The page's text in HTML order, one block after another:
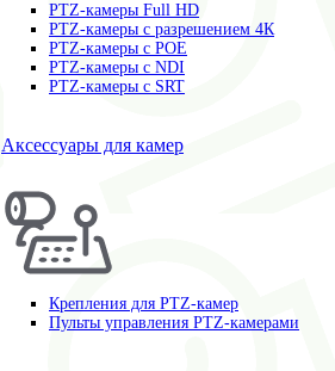
PTZ-камеры Full HD
PTZ-камеры с разрешением 4К
PTZ-камеры с POE
PTZ-камеры c NDI
PTZ-камеры с SRT
Аксессуары для камер
Крепления для PTZ-камер
Пульты управления PTZ-камерами